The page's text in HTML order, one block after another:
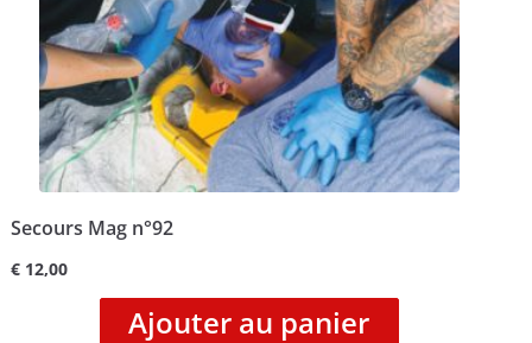
Secours Mag n°92
€12,00
Ajouter au panier